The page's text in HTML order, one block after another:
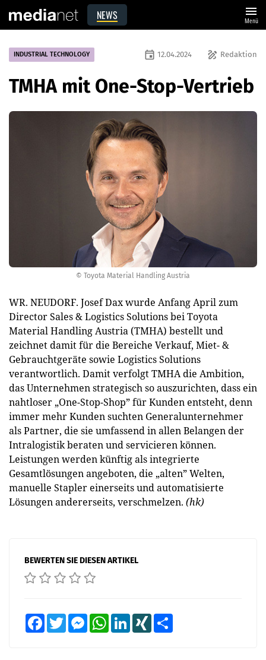
NEWS menu
Menü
© Toyota Material Handling Austria
INDUSTRIAL TECHNOLOGY draw Redaktion
event 12.04.2024
TMHA mit One-Stop-Vertrieb
WR. NEUDORF. Josef Dax wurde Anfang April zum
Director Sales & Logistics Solutions bei Toyota
Material Handling Aus­tria (TMHA) bestellt und
zeichnet damit für die Bereiche Verkauf, Miet- &
Gebrauchtgeräte sowie Logistics Solutions
verantwortlich. Damit verfolgt TMHA die Ambition,
das Unternehmen strategisch so auszurichten, dass ein
nahtloser „One-Stop-Shop” für Kunden entsteht, denn
immer mehr Kunden suchten Generalunternehmer
als Partner, die sie umfassend in allen Belangen der
Intralogistik beraten und servicieren können.
Leistungen werden künftig als integrierte
Gesamtlösungen angeboten, die „alten” Welten,
manuelle Stapler einerseits und automatisierte
Lösungen andererseits, verschmelzen. (hk)
BEWERTEN SIE DIESEN ARTIKEL
FacebookTwitter MessengerWhatsAppLinkedInXING